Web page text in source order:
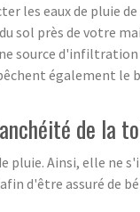
eaux de pluie
sol près de votre
d'infiltration
également le
de la
Ainsi, elle ne
d'être assuré